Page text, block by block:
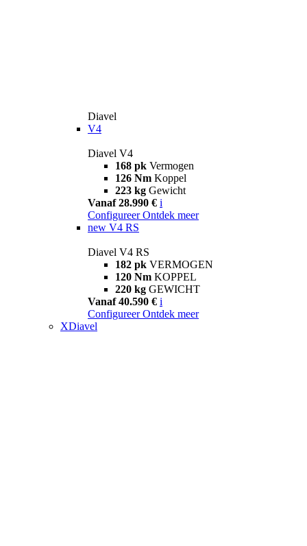
Diavel
V4
Diavel V4
168 pk Vermogen
126 Nm Koppel
223 kg Gewicht
Vanaf 28.990 € i
Configureer Ontdek meer
new V4 RS
Diavel V4 RS
182 pk VERMOGEN
120 Nm KOPPEL
220 kg GEWICHT
Vanaf 40.590 € i
Configureer Ontdek meer
XDiavel